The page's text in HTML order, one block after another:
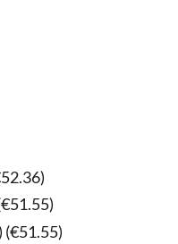
)
€51.55)
(€51.55)